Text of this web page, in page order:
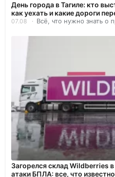
День города в Тагиле: кто
как уехать и какие дороги
07.08 Всё, что нужно знать о
Загорелся склад Wildberries
атаки БПЛА: все, что